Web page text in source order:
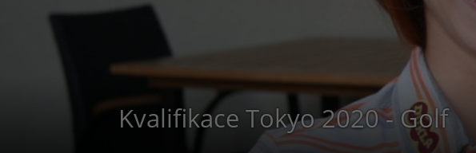
Kvalifikace Tokyo 2020 - Golf